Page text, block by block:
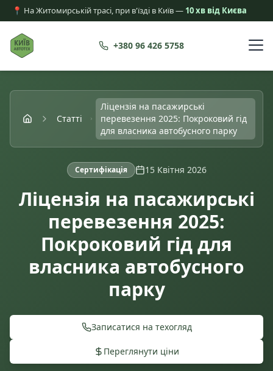
📍 На Житомирській трасі, при в'їзді в Київ — 10 хв від Києва
+380 96 426 5758
Статті
Ліцензія на пасажирські
перевезення 2025: Покроковий гід
для власника автобусного парку
Сертифікація 15 Квітня 2026
Ліцензія на пасажирські
перевезення 2025:
Покроковий гід для
власника автобусного
парку
Записатися на техогляд
Переглянути ціни